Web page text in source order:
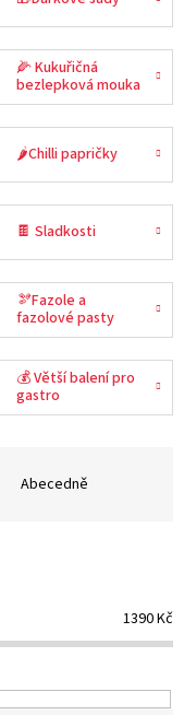
🌽 Kukuřičná
bezlepková mouka
🌶️Chilli papričky
🍫 Sladkosti
🫘Fazole a
fazolové pasty
💰 Větší balení pro
gastro
Abecedně
1390Kč